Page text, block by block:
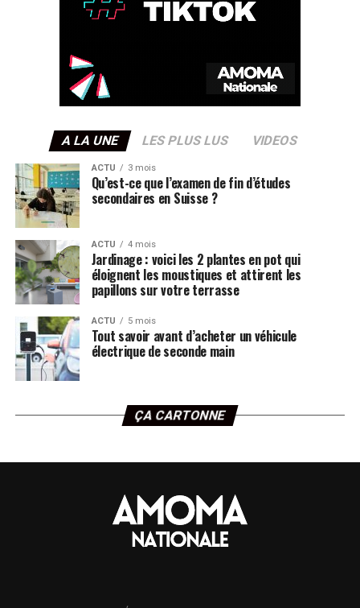
A LA UNE LES PLUS LUS VIDEOS
ACTU 3 mois
Qu’est-ce que l’examen de fin d’études
secondaires en Suisse ?
ACTU 4 mois
Jardinage : voici les 2 plantes en pot qui
éloignent les moustiques et attirent les
papillons sur votre terrasse
ACTU 5 mois
Tout savoir avant d’acheter un véhicule
électrique de seconde main
ÇA CARTONNE